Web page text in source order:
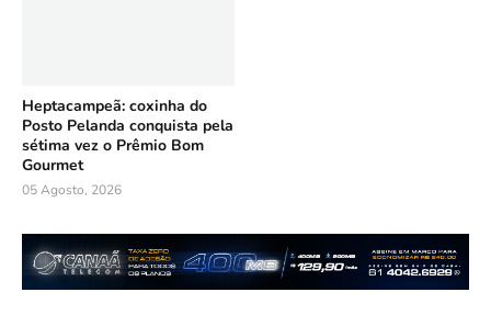
Heptacampeã: coxinha do
Posto Pelanda conquista pela
sétima vez o Prêmio Bom
Gourmet
05 Agosto, 2026